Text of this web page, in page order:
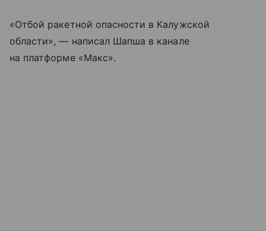
«Отбой ракетной опасности в Калужской
области», — написал Шапша в канале
на платформе «Макс».